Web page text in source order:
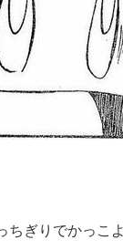
ちぎりでかっこ